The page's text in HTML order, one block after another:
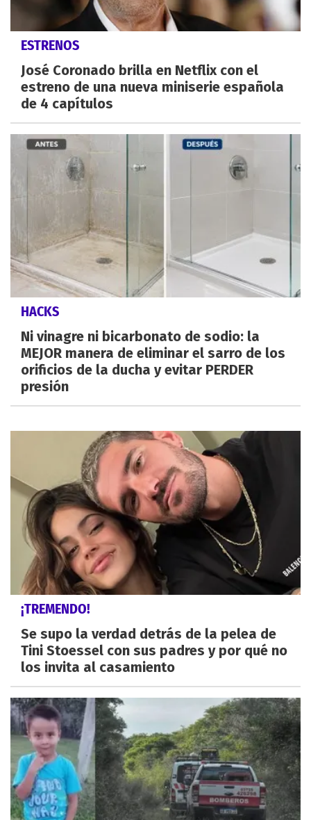
ESTRENOS
José Coronado brilla en Netflix con el
estreno de una nueva miniserie española
de 4 capítulos
HACKS
Ni vinagre ni bicarbonato de sodio: la
MEJOR manera de eliminar el sarro de los
orificios de la ducha y evitar PERDER
presión
¡TREMENDO!
Se supo la verdad detrás de la pelea de
Tini Stoessel con sus padres y por qué no
los invita al casamiento